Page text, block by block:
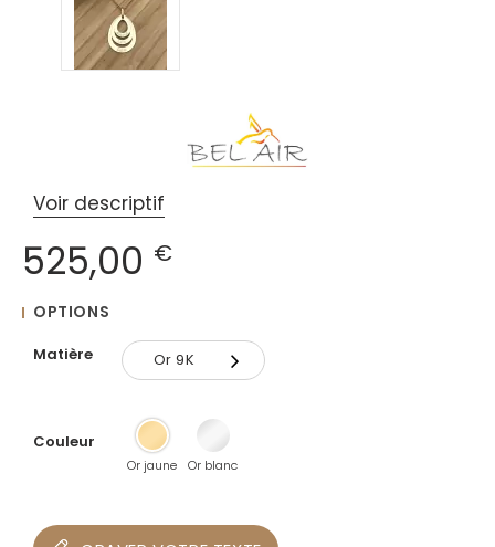
Voir descriptif
525,00 €
OPTIONS
Matière Or 9K
Or 18K
Couleur
Or jaune Or blanc